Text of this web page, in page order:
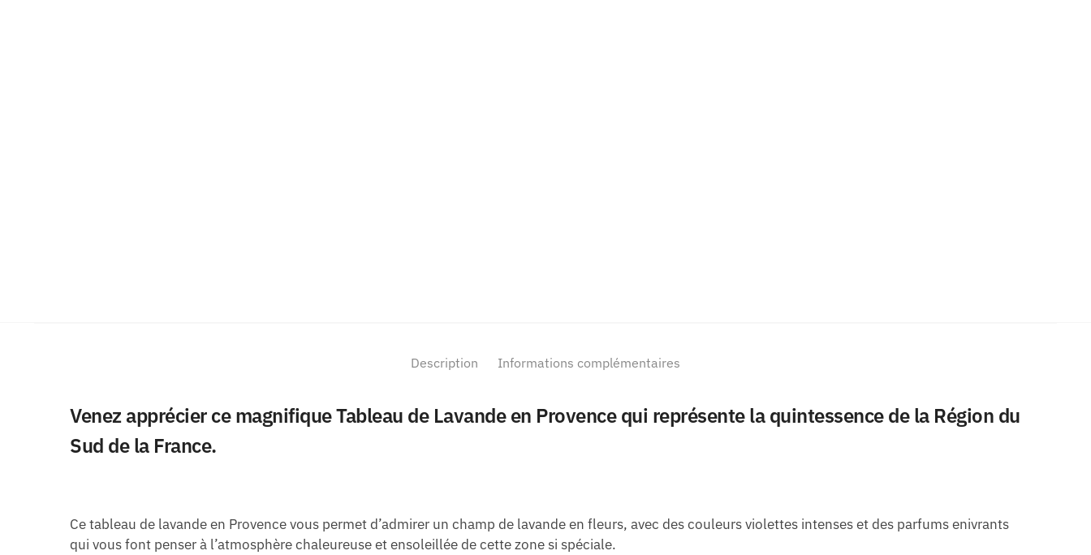
Description Informations complémentaires
Venez apprécier ce magnifique Tableau de Lavande en Provence qui représente la quintessence de la Région du
Sud de la France.
Ce tableau de lavande en Provence vous permet d’admirer un champ de lavande en fleurs, avec des couleurs violettes intenses et des parfums enivrants
qui vous font penser à l’atmosphère chaleureuse et ensoleillée de cette zone si spéciale.